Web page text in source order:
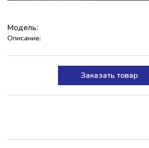
Модель:
Описание:
Заказать товар